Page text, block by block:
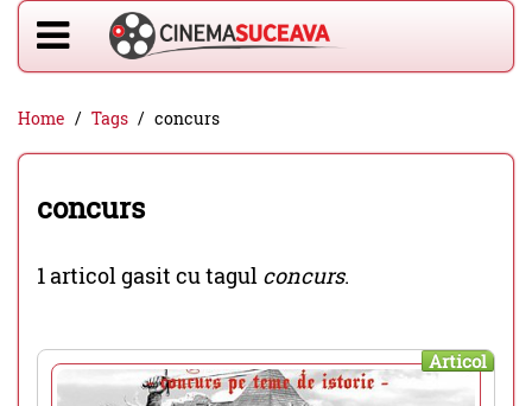
Home Tags concurs
concurs
1 articol gasit cu tagul concurs.
Articol